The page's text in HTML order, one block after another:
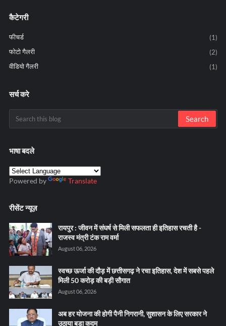
कैटेगरी
फीचर्ड
(1)
फोटो गैलरी
(2)
वीडियो गैलरी
(1)
सर्च करे
भाषा बदले
Powered by Translate
रीसेंट न्यूज़
रायपुर : जीवन में संघर्ष से मिली सफलता ही इतिहास रचती है -
राजस्व मंत्री टंक राम वर्मा
August 06, 2026
स्वच्छ ऊर्जा की दौड़ में छत्तीसगढ़ ने रचा इतिहास, देश में सबसे पहले
मिली 50 करोड़ की बड़ी सौगात
August 06, 2026
अब हर योजना की होगी पैनी निगरानी, सुशासन के लिए सरकार ने
उठाया बड़ा कदम